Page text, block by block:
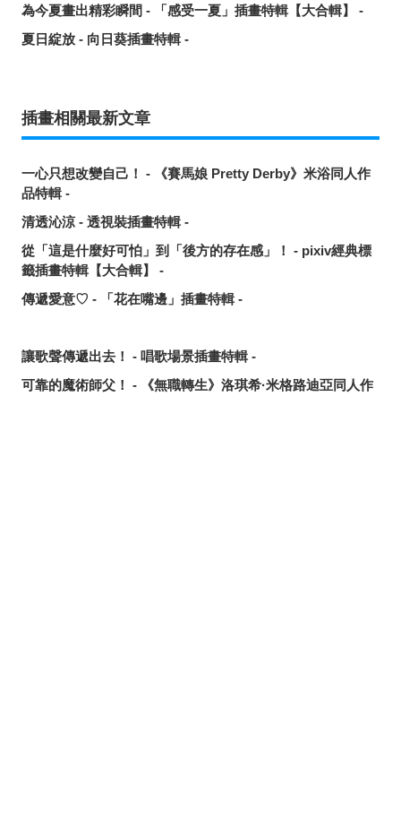
為今夏畫出精彩瞬間 - 「感受一夏」插畫特輯【大合輯】 -
夏日綻放 - 向日葵插畫特輯 -
插畫相關最新文章
一心只想改變自己！ - 《賽馬娘 Pretty Derby》米浴同人作
品特輯 -
清透沁涼 - 透視裝插畫特輯 -
從「這是什麼好可怕」到「後方的存在感」！ - pixiv經典標
籤插畫特輯【大合輯】 -
傳遞愛意♡ - 「花在嘴邊」插畫特輯 -
讓歌聲傳遞出去！ - 唱歌場景插畫特輯 -
可靠的魔術師父！ - 《無職轉生》洛琪希·米格路迪亞同人作